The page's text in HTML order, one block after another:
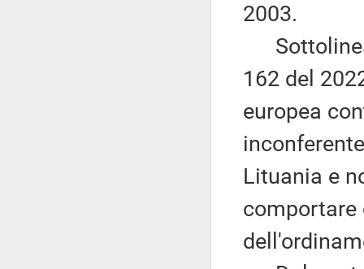
2003.
162 del
europea
Lituania e